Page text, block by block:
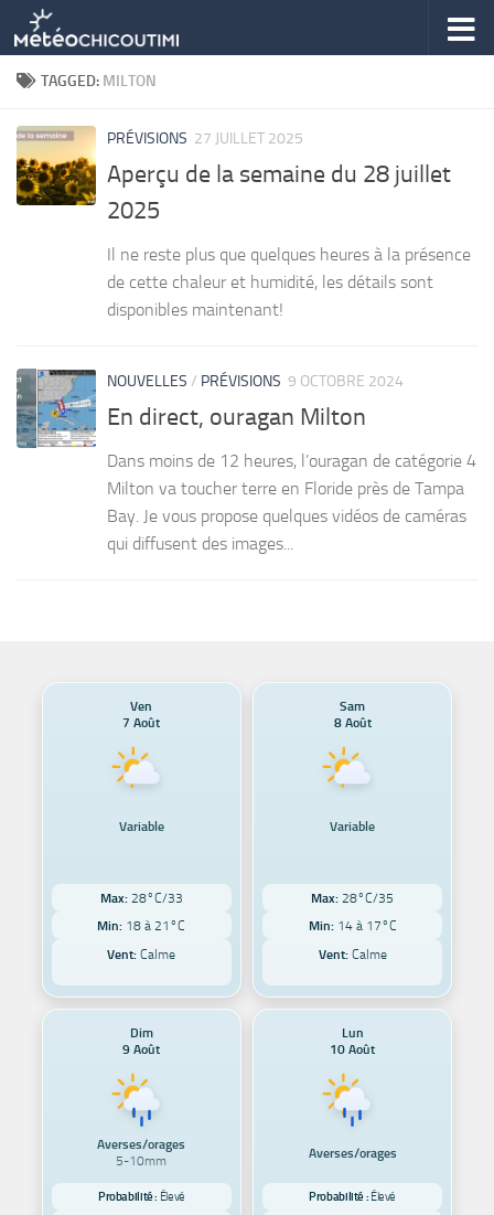
Skip to content
TAGGED: MILTON
PRÉVISIONS 27 JUILLET 2025
Aperçu de la semaine du 28 juillet
2025
Il ne reste plus que quelques heures à la présence
de cette chaleur et humidité, les détails sont
disponibles maintenant!
NOUVELLES / PRÉVISIONS 9 OCTOBRE 2024
En direct, ouragan Milton
Dans moins de 12 heures, l’ouragan de catégorie 4
Milton va toucher terre en Floride près de Tampa
Bay. Je vous propose quelques vidéos de caméras
qui diffusent des images...
Ven
7 Août
Variable
Max: 28°C/33
Min: 18 à 21°C
Vent: Calme
Sam
8 Août
Variable
Max: 28°C/35
Min: 14 à 17°C
Vent:Calme
Dim
9 Août
Averses/orages
5-10mm
Probabilité : Élevé
Lun
10 Août
Averses/orages
Probabilité : Élevé